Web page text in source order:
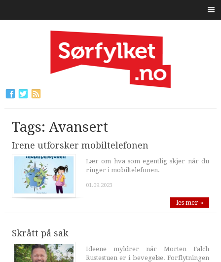
Tags: Avansert
Irene utforsker mobiltelefonen
Lær om hva som egentlig skjer når du
ringer i mobiltelefonen.
01.09.2023
les mer »
Skrått på sak
Ideene myldrer når Morten Falch
Rustestuen er i bevegelse. Forflytningen